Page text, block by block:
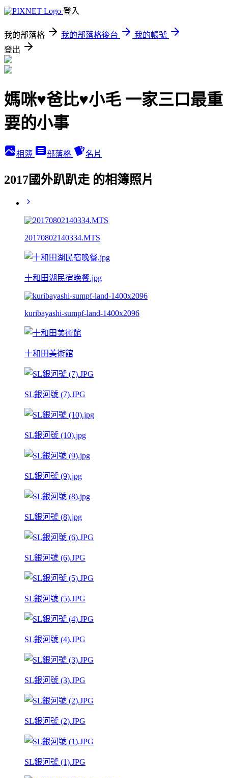
登入
我的部落格 我的部落格後台
我的帳號
登出
媽咪♥爸比♥小毛 一家三口最重
要的小事
相簿 部落格 名片
2017國外趴趴走 的相簿照片
20170802140334.MTS
十和田湖民宿晚餐.jpg
kuribayashi-sumpf-land-1400x2096
十和田美術館
SL銀河號 (7).JPG
SL銀河號 (10).jpg
SL銀河號 (9).jpg
SL銀河號 (8).jpg
SL銀河號 (6).JPG
SL銀河號 (5).JPG
SL銀河號 (4).JPG
SL銀河號 (3).JPG
SL銀河號 (2).JPG
SL銀河號 (1).JPG